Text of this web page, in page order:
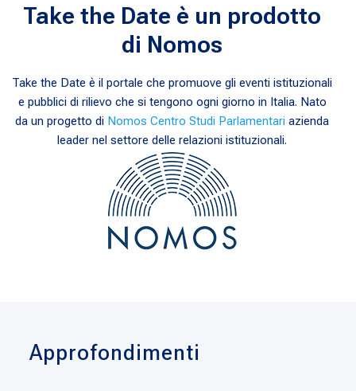
Take the Date è un prodotto
di Nomos
Take the Date è il portale che promuove gli eventi istituzionali
e pubblici di rilievo che si tengono ogni giorno in Italia. Nato
da un progetto di Nomos Centro Studi Parlamentari azienda
leader nel settore delle relazioni istituzionali.
Approfondimenti